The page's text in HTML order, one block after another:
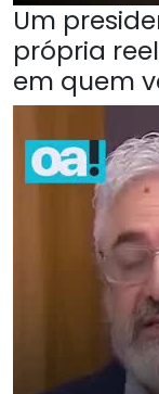
Um
própria
em quem